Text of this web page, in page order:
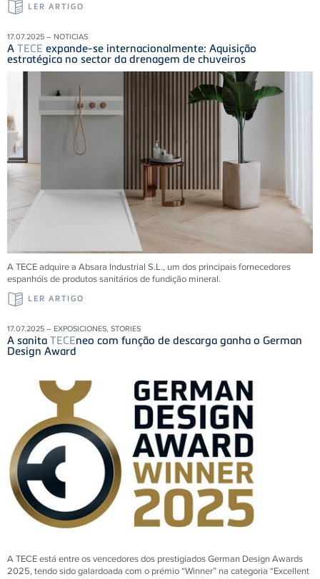
LER ARTIGO
17.07.2025 – NOTICIAS
A TECE expande-se internacionalmente: Aquisição
estratégica no sector da drenagem de chuveiros
A TECE adquire a Absara Industrial S.L., um dos principais fornecedores
espanhóis de produtos sanitários de fundição mineral.
LER ARTIGO
17.07.2025 – EXPOSICIONES, STORIES
A sanita TECEneo com função de descarga ganha o German
Design Award
A TECE está entre os vencedores dos prestigiados German Design Awards
2025, tendo sido galardoada com o prémio “Winner” na categoria “Excellent